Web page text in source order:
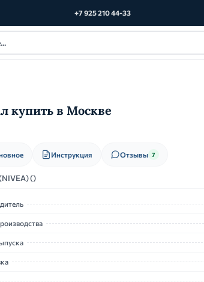
+7 925 210 44-33
купить в Москве
Инструкция Отзывы 7
()